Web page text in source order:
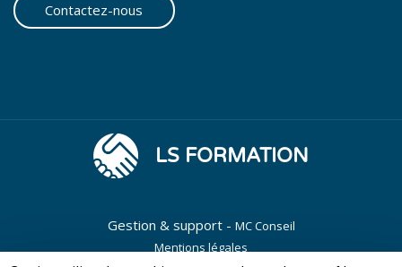
Contactez-nous
LS FORMATION
Gestion & support - MC Conseil
Mentions légales